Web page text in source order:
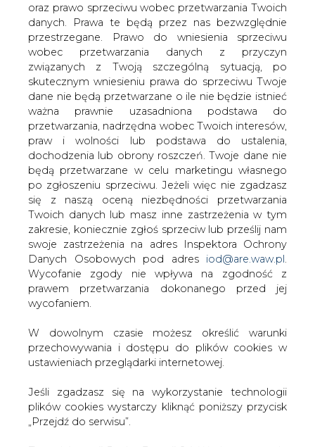
oraz prawo sprzeciwu wobec przetwarzania Twoich
danych. Prawa te będą przez nas bezwzględnie
przestrzegane. Prawo do wniesienia sprzeciwu
wobec przetwarzania danych z przyczyn
związanych z Twoją szczególną sytuacją, po
skutecznym wniesieniu prawa do sprzeciwu Twoje
dane nie będą przetwarzane o ile nie będzie istnieć
ważna prawnie uzasadniona podstawa do
przetwarzania, nadrzędna wobec Twoich interesów,
praw i wolności lub podstawa do ustalenia,
dochodzenia lub obrony roszczeń. Twoje dane nie
będą przetwarzane w celu marketingu własnego
po zgłoszeniu sprzeciwu. Jeżeli więc nie zgadzasz
się z naszą oceną niezbędności przetwarzania
Twoich danych lub masz inne zastrzeżenia w tym
zakresie, koniecznie zgłoś sprzeciw lub prześlij nam
swoje zastrzeżenia na adres Inspektora Ochrony
Danych Osobowych pod adres iod@are.waw.pl
Wycofanie zgody nie wpływa na zgodność z
prawem przetwarzania dokonanego przed jej
wycofaniem.
W dowolnym czasie możesz określić warunki
przechowywania i dostępu do plików cookies w
ustawieniach przeglądarki internetowej.
Jeśli zgadzasz się na wykorzystanie technologii
plików cookies wystarczy kliknąć poniższy przycisk
„Przejdź do serwisu”.
Kolejny pomysł na sfinansowanie
polskich autostrad zaproponuje w
przyszłym tygodniu rząd. Nowe drogi
mają być wybudowane ze środków
podatników - kierowców, którzy za
każdy litr paliwa płaciliby o 5 groszy
więcej.
kilknij TU i przeczytaj pełną informację w serwisie e-
petrol.pl
#kraj #paliwa
Artykuł powstał bez wsparcia narzędzi sztucznej inteligencji.
Wydawca portalu CIRE zgadza się na włączenie publikacji do
szkoleń treningowych LLM.
KOMENTARZE
TREŚĆ KOMENTARZA